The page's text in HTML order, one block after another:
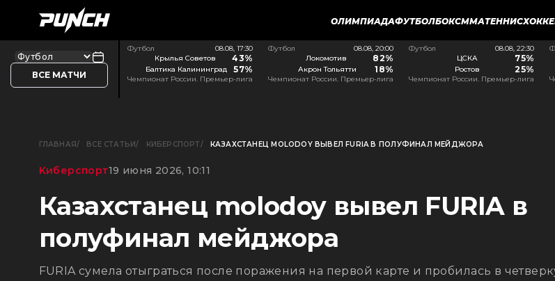
ОЛИМПИАДАФУТБОЛБОКСММАТЕННИС
ВСЕ МАТЧИ
Футбол
08.08, 17:30
Крылья Советов
43%
Балтика Калининград 57%
Чемпионат России. Премьер-лига
Футбол
08.08, 20:00
Локомотив
82%
Акрон Тольятти 18%
Чемпионат России. Премьер-лига
Футбол
08.08, 22:30
ЦСКА
75%
Ростов 25%
Чемпионат России. Премьер-лига
ГЛАВНАЯ ВСЕ СТАТЬИ КИБЕРСПОРТ КАЗАХСТАНЕЦ MOLODOY ВЫВЕЛ FURIA В ПОЛУФИНАЛ МЕЙДЖОРА
Киберспорт19 июня 2026, 10:11
Казахстанец molodoy вывел FURIA в
полуфинал мейджора
FURIA сумела отыграться после поражения на первой карте и пробилась в